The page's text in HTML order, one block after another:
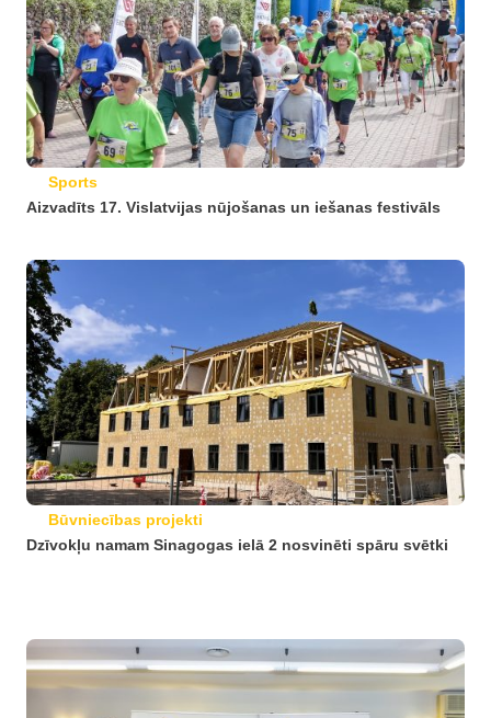
Sports
Aizvadīts 17. Vislatvijas nūjošanas un iešanas festivāls
Būvniecības projekti
Dzīvokļu namam Sinagogas ielā 2 nosvinēti spāru svētki